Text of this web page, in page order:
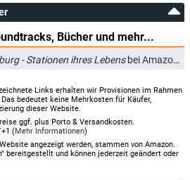
Bücher und mehr...
- Stationen ihres Lebensbei Amazon.de
Links erhalten wir Provisionen im Rahmen
bedeutet keine Mehrkosten für Käufer,
dieser Website.
ggf. plus Porto & Versandkosten.
(Mehr Informationen)
angezeigt werden, stammen von Amazon.
bereitgestellt und können jederzeit geändert oder